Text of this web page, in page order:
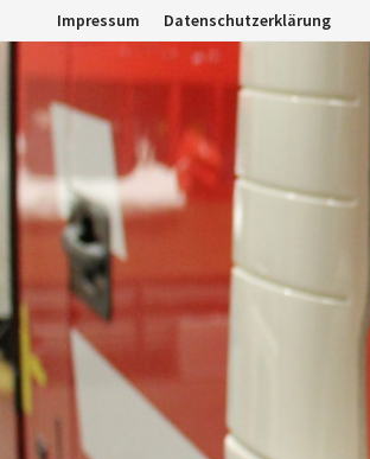
Inhalt
springen
Impressum Datenschutzerklärung